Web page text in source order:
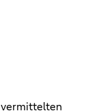
vermittelten